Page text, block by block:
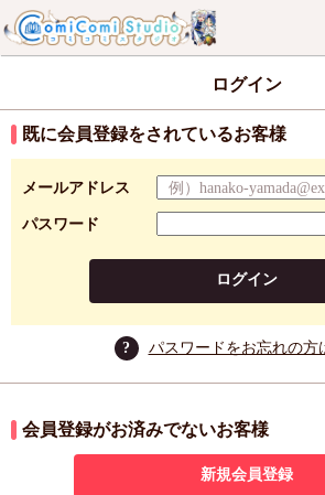
ログイン
既に会員登録をされているお客様
メールアドレス
パスワード
ログイン
? パスワードをお忘れの方
会員登録がお済みでないお客様
新規会員登録